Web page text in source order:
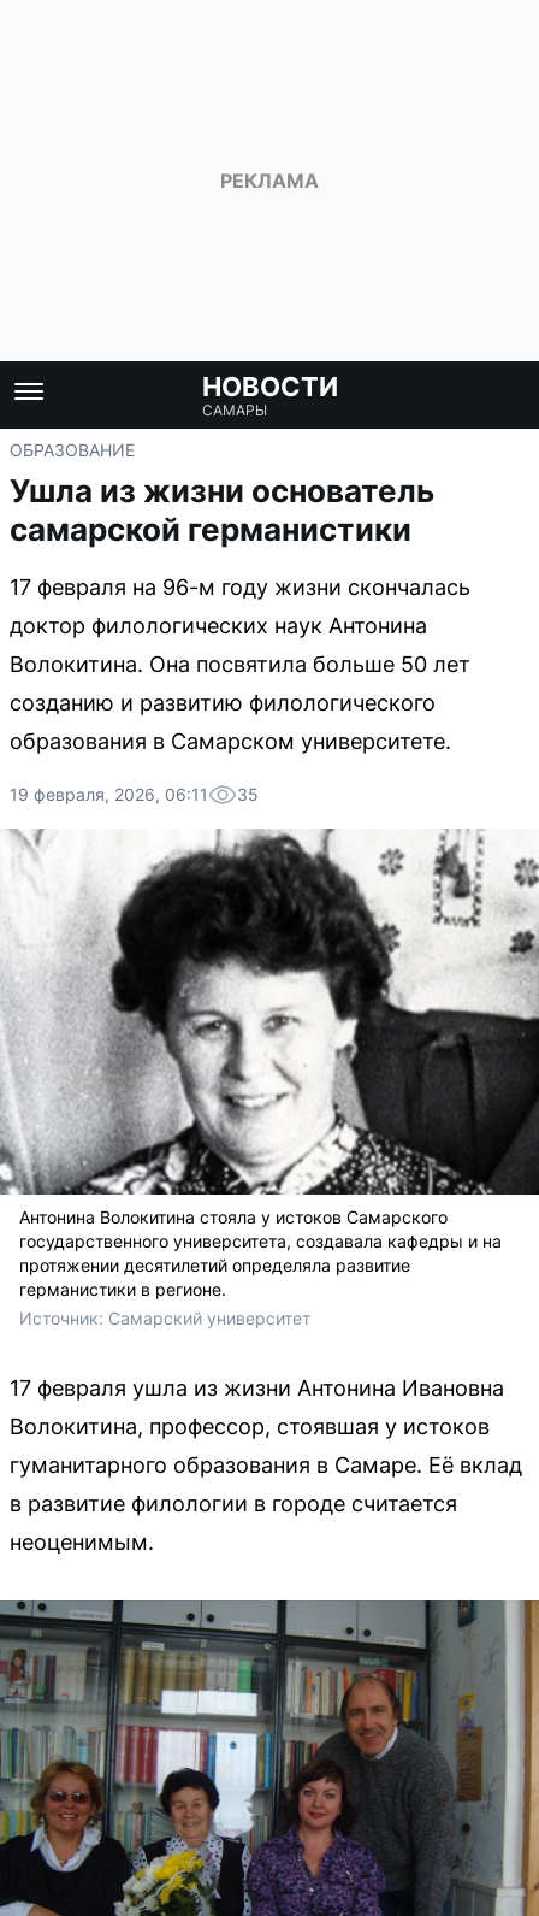
НОВОСТИ
САМАРЫ
ОБРАЗОВАНИЕ
Ушла из жизни основатель
самарской германистики
17 февраля на 96-м году жизни скончалась
доктор филологических наук Антонина
Волокитина. Она посвятила больше 50 лет
созданию и развитию филологического
образования в Самарском университете.
19 февраля, 2026, 06:11 35
Антонина Волокитина стояла у истоков Самарского
государственного университета, создавала кафедры и на
протяжении десятилетий определяла развитие
германистики в регионе.
Источник: Самарский университет
17 февраля ушла из жизни Антонина Ивановна
Волокитина, профессор, стоявшая у истоков
гуманитарного образования в Самаре. Её вклад
в развитие филологии в городе считается
неоценимым.